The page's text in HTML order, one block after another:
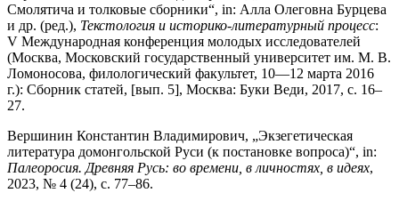
Смолятича и толковые сборники“, in: Алла Олеговна Бурцева
и др. (ред.), Текстология и историко-литературный процесс:
V Международная конференция молодых исследователей
(Москва, Московский государственный университет им. М. В.
Ломоносова, филологический факультет, 10—12 марта 2016
г.): Сборник статей, [вып. 5], Москва: Буки Веди, 2017, с. 16–
27.
Вершинин Константин Владимирович, „Экзегетическая
литература домонгольской Руси (к постановке вопроса)“, in:
Палеоросия. Древняя Русь: во времени, в личностях, в идеях,
2023, № 4 (24), с. 77–86.